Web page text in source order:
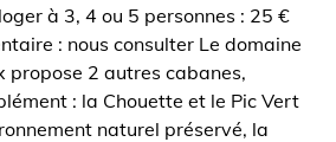
à 3, 4 ou 5 personnes : 25 €
: nous consulter Le domaine
propose 2 autres cabanes,
: la Chouette et le Pic Vert
naturel préservé, la